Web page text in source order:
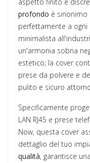
profondo è
perfettamente a
minimalista
un'armonia sobria
estetico; la cover
prese da polvere e
pulito e sicuro
Specificamente
LAN RJ45 e prese
Now, questa cover
dettaglio del tuo
qualità, garantisce una